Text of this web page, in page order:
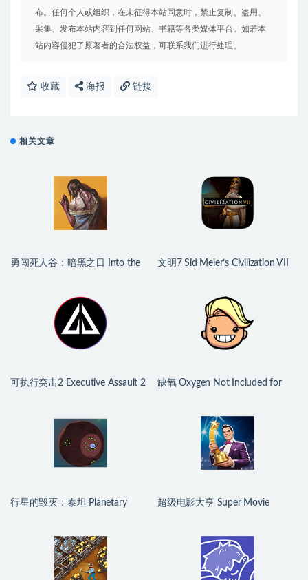
布。任何个人或组织，在未征得本站同意时，禁止复制、盗用、
采集、发布本站内容到任何网站、书籍等各类媒体平台。如若本
站内容侵犯了原著者的合法权益，可联系我们进行处理。
收藏 海报 链接
相关文章
勇闯死人谷：暗黑之日 Into the
文明7 Sid Meier’s Civilization VII
可执行突击2 Executive Assault 2
缺氧 Oxygen Not Included for
行星的毁灭：泰坦 Planetary
超级电影大亨 Super Movie